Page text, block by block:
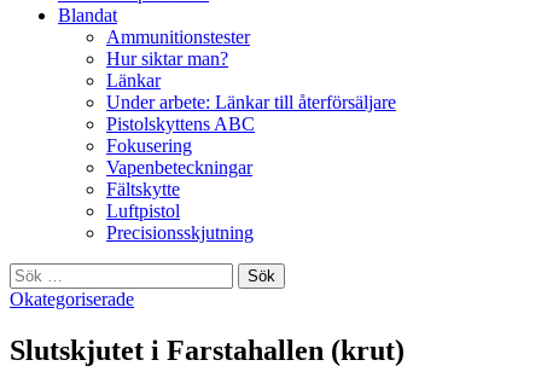
Blandat
Ammunitionstester
Hur siktar man?
Länkar
Under arbete: Länkar till återförsäljare
Pistolskyttens ABC
Fokusering
Vapenbeteckningar
Fältskytte
Luftpistol
Precisionsskjutning
Sök
efter:
Okategoriserade
Slutskjutet i Farstahallen (krut)